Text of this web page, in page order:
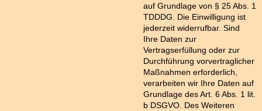
auf Grundlage von § 25 Abs. 1
TDDDG. Die Einwilligung ist
jederzeit widerrufbar. Sind
Ihre Daten zur
Vertragserfüllung oder zur
Durchführung vorvertraglicher
Maßnahmen erforderlich,
verarbeiten wir Ihre Daten auf
Grundlage des Art. 6 Abs. 1 lit.
b DSGVO. Des Weiteren